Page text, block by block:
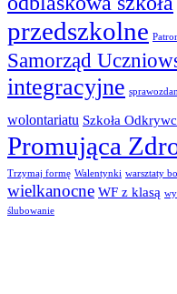
przedszkolne
Samorząd
integracyjne
wolontariatu Szkoła
Promująca
Trzymaj formę Walentynki warsztaty
wielkanocne WF z klasą
ślubowanie